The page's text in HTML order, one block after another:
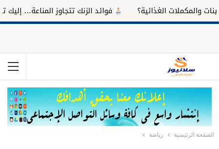
الغذائية؟ فوائد الزنك تتجاوز المناعة… إليك تأثيره
الصفحة الرئيسية رياضة